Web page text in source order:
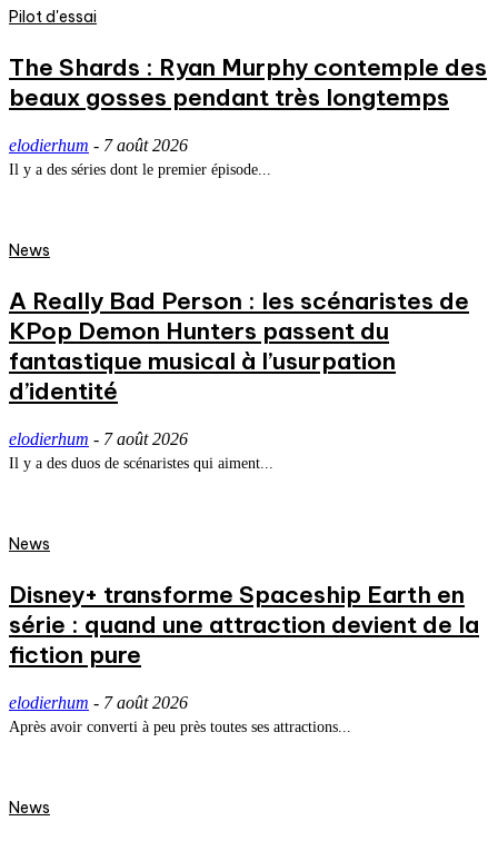
Pilot d'essai
The Shards : Ryan Murphy contemple des
beaux gosses pendant très longtemps
elodierhum - 7 août 2026
Il y a des séries dont le premier épisode...
News
A Really Bad Person : les scénaristes de
KPop Demon Hunters passent du
fantastique musical à l’usurpation
d’identité
elodierhum - 7 août 2026
Il y a des duos de scénaristes qui aiment...
News
Disney+ transforme Spaceship Earth en
série : quand une attraction devient de la
fiction pure
elodierhum - 7 août 2026
Après avoir converti à peu près toutes ses attractions...
News